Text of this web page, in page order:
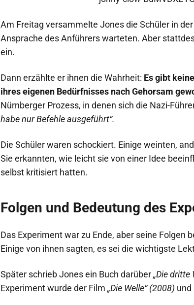
Am Freitag versammelte Jones die Schüler in
Ansprache des Anführers warteten. Aber
ein.
Dann erzählte er ihnen die Wahrheit: Es gibt
ihres eigenen Bedürfnisses nach Gehorsam
Nürnberger Prozess, in denen sich die Nazi-
habe nur Befehle ausgeführt“.
Die Schüler waren schockiert. Einige weinten,
Sie erkannten, wie leicht sie von einer Idee
selbst kritisiert hatten.
Folgen und Bedeutung des
Das Experiment war zu Ende, aber seine Folgen
Einige von ihnen sagten, es sei die wichtigste
Später schrieb Jones ein Buch darüber„Die dritte
Experiment wurde der Film „Die Welle“ (2008) und